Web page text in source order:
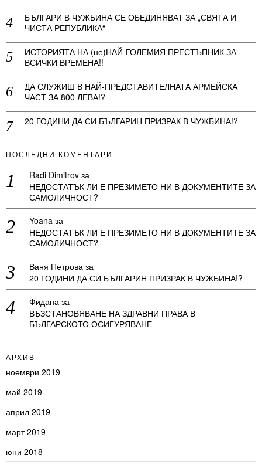
БЪЛГАРИ В ЧУЖБИНА СЕ ОБЕДИНЯВАТ ЗА „СВЯТА И
ЧИСТА РЕПУБЛИКА“
ИСТОРИЯТА НА (не)НАЙ-ГОЛЕМИЯ ПРЕСТЪПНИК ЗА
ВСИЧКИ ВРЕМЕНА!!
ДА СЛУЖИШ В НАЙ-ПРЕДСТАВИТЕЛНАТА АРМЕЙСКА
ЧАСТ ЗА 800 ЛЕВА!?
20 ГОДИНИ ДА СИ БЪЛГАРИН ПРИЗРАК В ЧУЖБИНА!?
ПОСЛЕДНИ КОМЕНТАРИ
Radi Dimitrov за
НЕДОСТАТЪК ЛИ Е ПРЕЗИМЕТО НИ В ДОКУМЕНТИТЕ ЗА
САМОЛИЧНОСТ?
Yoana за
НЕДОСТАТЪК ЛИ Е ПРЕЗИМЕТО НИ В ДОКУМЕНТИТЕ ЗА
САМОЛИЧНОСТ?
Ваня Петрова за
20 ГОДИНИ ДА СИ БЪЛГАРИН ПРИЗРАК В ЧУЖБИНА!?
Фидана за
ВЪЗСТАНОВЯВАНЕ НА ЗДРАВНИ ПРАВА В
БЪЛГАРСКОТО ОСИГУРЯВАНЕ
АРХИВ
ноември 2019
май 2019
април 2019
март 2019
юни 2018